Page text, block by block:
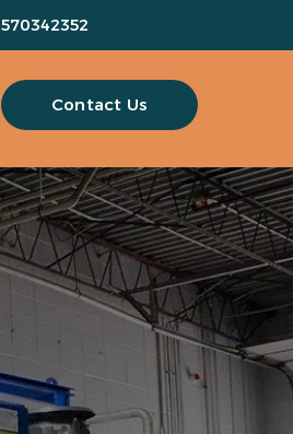
570342352
Contact Us